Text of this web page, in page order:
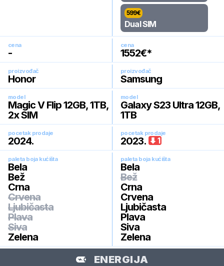
599€
Dual SIM
cena
-
cena
1552€*
proizvođač
Honor
proizvođač
Samsung
model
Magic V Flip 12GB, 1TB,
2x SIM
model
Galaxy S23 Ultra 12GB,
1TB
pocetak prodaje
2024.
pocetak prodaje
2023. 1
paleta boja kućišta
Bela
Bež
Crna
Crvena
Ljubičasta
Plava
Siva
Zelena
paleta boja kućišta
Bela
Bež
Crna
Crvena
Ljubičasta
Plava
Siva
Zelena
ENERGIJA